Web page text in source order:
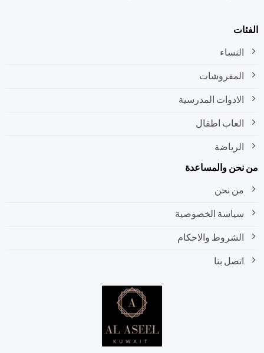
النساء
المفروشات
الادوات المدرسية
العاب اطفال
الرياضة
والمساعدة
من نحن
سياسة الخصوصية
الشروط والاحكام
اتصل بنا